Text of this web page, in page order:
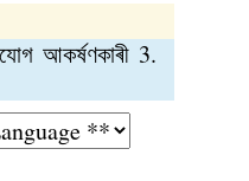
আকর্ষণকাৰী 3.